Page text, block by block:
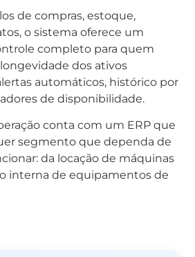
de compras, estoque,
o sistema oferece um
completo para quem
dos ativos
automáticos, histórico por
de disponibilidade.
conta com um ERP que
segmento que dependa de
da locação de máquinas
interna de equipamentos de